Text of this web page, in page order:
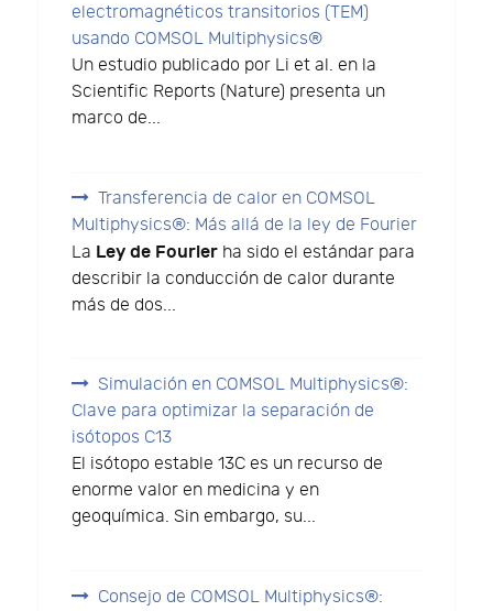
electromagnéticos transitorios (TEM)
usando COMSOL Multiphysics®
Un estudio publicado por Li et al. en la
Scientific Reports (Nature) presenta un
marco de...
Transferencia de calor en COMSOL
Multiphysics®: Más allá de la ley de Fourier
La Ley de Fourier ha sido el estándar para
describir la conducción de calor durante
más de dos...
Simulación en COMSOL Multiphysics®:
Clave para optimizar la separación de
isótopos C13
El isótopo estable 13C es un recurso de
enorme valor en medicina y en
geoquímica. Sin embargo, su...
Consejo de COMSOL Multiphysics®: